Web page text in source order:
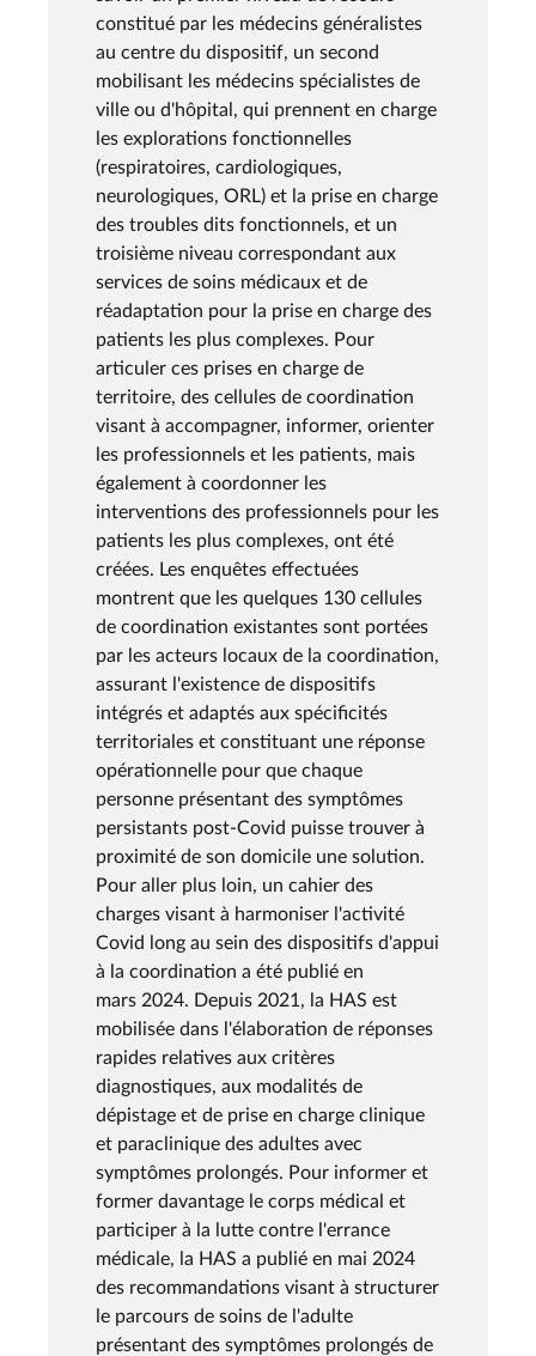
constitué par les médecins généralistes
au centre du dispositif, un second
mobilisant les médecins spécialistes de
ville ou d'hôpital, qui prennent en charge
les explorations fonctionnelles
(respiratoires, cardiologiques,
neurologiques, ORL) et la prise en charge
des troubles dits fonctionnels, et un
troisième niveau correspondant aux
services de soins médicaux et de
réadaptation pour la prise en charge des
patients les plus complexes. Pour
articuler ces prises en charge de
territoire, des cellules de coordination
visant à accompagner, informer, orienter
les professionnels et les patients, mais
également à coordonner les
interventions des professionnels pour les
patients les plus complexes, ont été
créées. Les enquêtes effectuées
montrent que les quelques 130 cellules
de coordination existantes sont portées
par les acteurs locaux de la coordination,
assurant l'existence de dispositifs
intégrés et adaptés aux spécificités
territoriales et constituant une réponse
opérationnelle pour que chaque
personne présentant des symptômes
persistants post-Covid puisse trouver à
proximité de son domicile une solution.
Pour aller plus loin, un cahier des
charges visant à harmoniser l'activité
Covid long au sein des dispositifs d'appui
à la coordination a été publié en
mars 2024. Depuis 2021, la HAS est
mobilisée dans l'élaboration de réponses
rapides relatives aux critères
diagnostiques, aux modalités de
dépistage et de prise en charge clinique
et paraclinique des adultes avec
symptômes prolongés. Pour informer et
former davantage le corps médical et
participer à la lutte contre l'errance
médicale, la HAS a publié en mai 2024
des recommandations visant à structurer
le parcours de soins de l'adulte
présentant des symptômes prolongés de